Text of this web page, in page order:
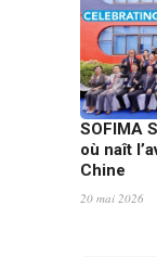
SOFIMA
où naît
Chine
20 mai 2026